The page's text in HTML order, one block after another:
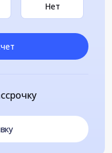
Нет